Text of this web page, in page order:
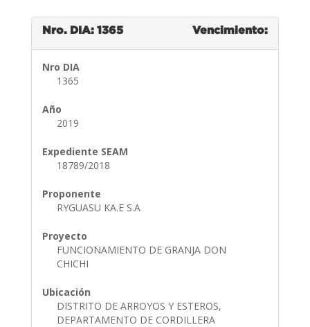
Nro. DIA: 1365 Vencimiento:
Nro DIA
1365
Año
2019
Expediente SEAM
18789/2018
Proponente
RYGUASU KA.E S.A
Proyecto
FUNCIONAMIENTO DE GRANJA DON
CHICHI
Ubicación
DISTRITO DE ARROYOS Y ESTEROS,
DEPARTAMENTO DE CORDILLERA